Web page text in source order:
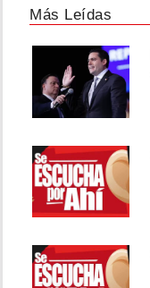
Más Leídas